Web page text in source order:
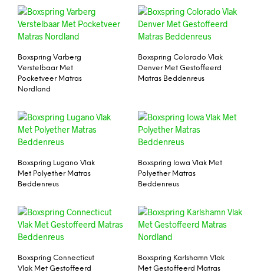
Boxspring Varberg
Verstelbaar Met
Pocketveer Matras
Nordland
Boxspring Colorado Vlak
Denver Met Gestoffeerd
Matras Beddenreus
Boxspring Lugano Vlak
Met Polyether Matras
Beddenreus
Boxspring Iowa Vlak Met
Polyether Matras
Beddenreus
Boxspring Connecticut
Vlak Met Gestoffeerd
Boxspring Karlshamn Vlak
Met Gestoffeerd Matras